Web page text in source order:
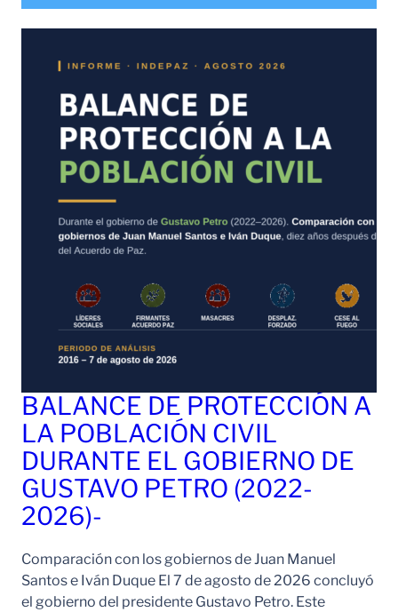
BALANCE DE PROTECCIÓN A
LA POBLACIÓN CIVIL
DURANTE EL GOBIERNO DE
GUSTAVO PETRO (2022-
2026)-
Comparación con los gobiernos de Juan Manuel
Santos e Iván Duque El 7 de agosto de 2026 concluyó
el gobierno del presidente Gustavo Petro. Este